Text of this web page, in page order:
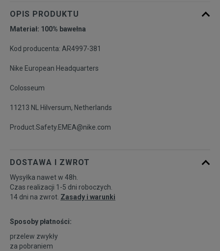
XXL
Powiadom o
dostępności
XXXL
Powiadom o
dostępności
OPIS PRODUKTU
Materiał: 100% bawełna
Kod producenta: AR4997-381
Nike European Headquarters
Colosseum
11213 NL Hilversum, Netherlands
Product.Safety.EMEA@nike.com
DOSTAWA I ZWROT
Wysyłka nawet w 48h.
Czas realizacji 1-5 dni roboczych.
14 dni na zwrot. Zasady i warunki
Sposoby płatności:
przelew zwykły
za pobraniem